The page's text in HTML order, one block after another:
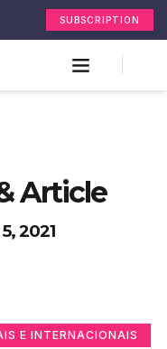
SUBSCRIPTION
Article
2021
E INTERNACIONAIS